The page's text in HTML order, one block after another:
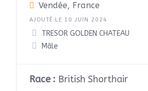
Vendée, France
AJOUTÉ LE 10 JUIN 2024
TRESOR GOLDEN CHATEAU
Mâle
Race : British Shorthair